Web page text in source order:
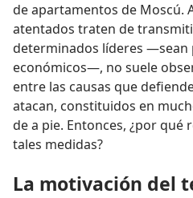
de apartamentos de Moscú.
atentados traten de
determinados líderes —sean
económicos—, no suele
entre las causas que
atacan, constituidos en
de a pie. Entonces, ¿por qué
tales medidas?
La motivación del